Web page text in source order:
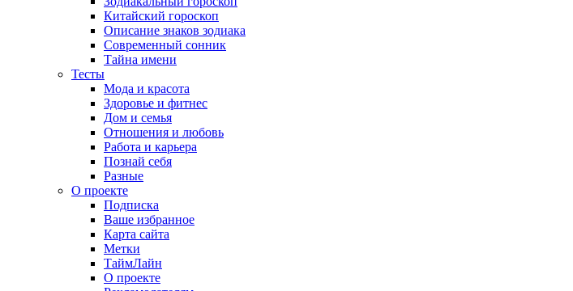
Китайский гороскоп
Описание знаков зодиака
Современный сонник
Тайна имени
Тесты
Мода и красота
Здоровье и фитнес
Дом и семья
Отношения и любовь
Работа и карьера
Познай себя
Разные
О проекте
Подписка
Ваше избранное
Карта сайта
Метки
ТаймЛайн
О проекте